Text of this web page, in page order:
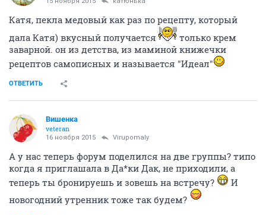
Катя, пекла медовый как раз по рецепту, который
дала Катя) вкусный получается
только крем
заварной. он из детства, из маминой книжечки
рецептов самописных и называется "Идеал"
ОТВЕТИТЬ
Вишенка
veteran
16 ноября 2015 Virupomaly
А у нас теперь форум поделился на две группы? типо
когда я приглашала в Да*ки Дак, не приходили, а
теперь ты бронируешь и зовешь на встречу?
И
новогодний утренник тоже так будем?